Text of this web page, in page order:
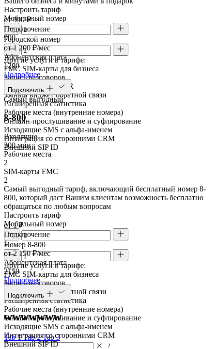
Настроить тариф
Мобильный номер
Городской номер
Другие услуги в тарифе:
FMC SIM-карты для бизнеса
Запись разговоров
Голосовое меню IVR
Умный виджет обратной связи
Расширенная статистика
Рабочие места (внутренние номера)
Онлайн-прослушивание и суфлирование
Исходящие SMS с альфа-именем
Интеграция со сторонними CRM
Внешний SIP ID
от 990 ₽
Подключение
990
от 1 200 ₽/мес
Абонентская плата
1200
Подробнее
Подключить
Самый выгодный
8-800
Входящие
300 мин
Рабочие места
2
SIM-карты FMC
2
Самый выгодный тариф, включающий бесплатный номер 8-
800, который даст Вашим клиентам возможность бесплатно
обращаться по любым вопросам
Настроить тариф
Мобильный номер
Номер 8-800
Другие услуги в тарифе:
FMC SIM-карты для бизнеса
Запись разговоров
Умный виджет обратной связи
Расширенная статистика
Рабочие места (внутренние номера)
Онлайн-прослушивание и суфлирование
Исходящие SMS с альфа-именем
Интеграция со сторонними CRM
Внешний SIP ID
от 1 ₽
Подключение
1
от 2 150 ₽/мес
Абонентская плата
2150
Подробнее
Подключить
wwwwwww
Tab 1Tab 2Tab 3